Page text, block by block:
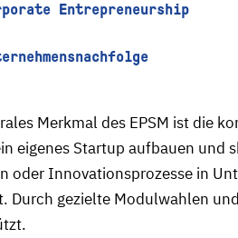
Entrepreneurship
Merkmal des EPSM ist die
eigenes Startup aufbauen
oder Innovationsprozesse in
Durch gezielte Modulwahlen